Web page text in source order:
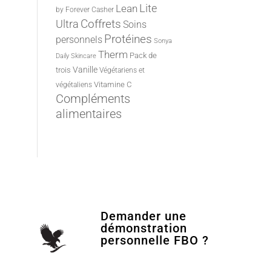
by Forever Casher Lean Lite
Ultra Coffrets Soins
personnels Protéines Sonya
Daily Skincare Therm Pack de
trois Vanille Végétariens et
végétaliens Vitamine C
Compléments
alimentaires
Demander une
démonstration
personnelle FBO ?